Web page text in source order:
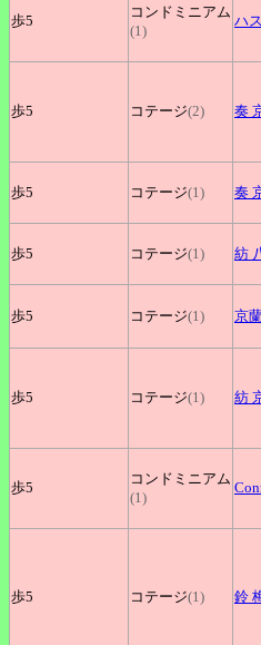
歩5
コンドミニアム
(1)
ハ
歩5 コテージ(2) 奏
歩5 コテージ(1) 奏
歩5 コテージ(1) 紡
歩5 コテージ(1) 京
歩5 コテージ(1) 紡
歩5
コンドミニアム
(1)
歩5 コテージ(1) 鈴